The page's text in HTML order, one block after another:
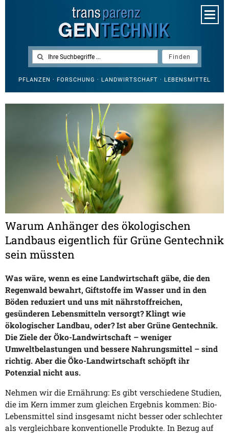
PFLANZEN · FORSCHUNG · LANDWIRTSCHAFT · LEBENSMITTEL
Warum Anhänger des ökologischen
Landbaus eigentlich für Grüne Gentechnik
sein müssten
Was wäre, wenn es eine Landwirtschaft gäbe, die den
Regenwald bewahrt, Giftstoffe im Wasser und in den
Böden reduziert und uns mit nährstoffreichen,
gesünderen Lebensmitteln versorgt? Klingt wie
ökologischer Landbau, oder? Ist aber Grüne Gentechnik.
Die Ziele der Öko-Landwirtschaft – weniger
Umweltbelastungen und bessere Nahrungsmittel – sind
richtig. Aber die Öko-Landwirtschaft schöpft ihr
Potenzial nicht aus.
Nehmen wir die Ernährung: Es gibt verschiedene Studien,
die im Kern immer zum gleichen Ergebnis kommen: Bio-
Lebensmittel sind insgesamt nicht besser oder schlechter
als vergleichbare konventionelle Produkte. In Bezug auf